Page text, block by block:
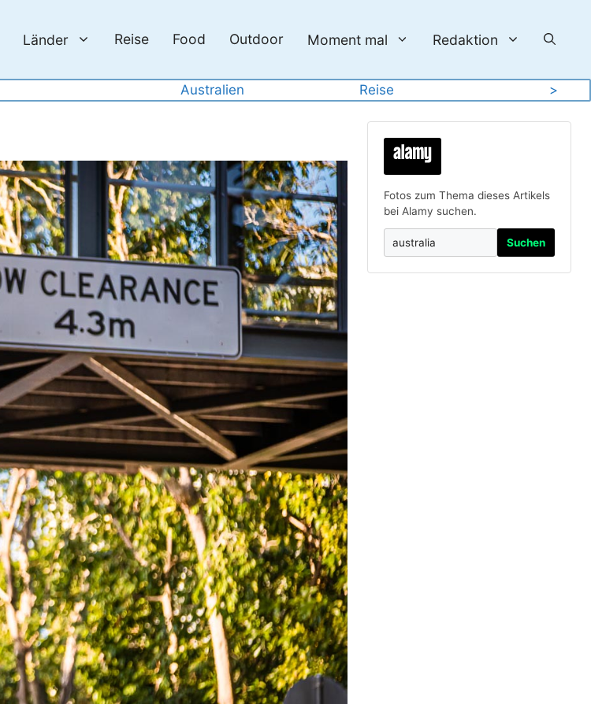
Länder Reise Food Outdoor Moment mal Redaktion
Australien Reise >
Fotos zum Thema dieses Artikels
bei Alamy suchen.
Suchen